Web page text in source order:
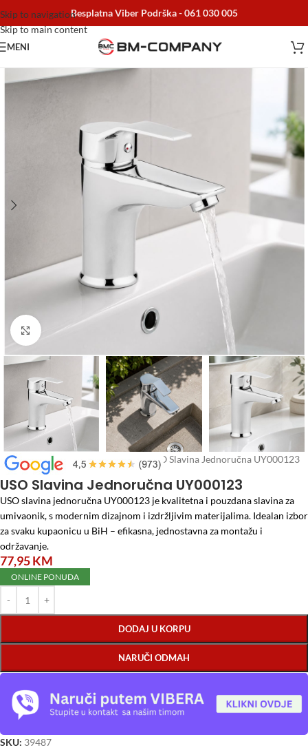
Skip to navigation
Skip to main content
Besplatna Viber Podrška -061 030 005
MENI
Click to enlarge
Početna/Vodomaterijal /Česme/USO Slavina Jednoručna UY000123
USO Slavina Jednoručna UY000123
USO slavina jednoručna UY000123 je kvalitetna i pouzdana slavina za
umivaonik, s modernim dizajnom i izdržljivim materijalima. Idealan izbor
za svaku kupaonicu u BiH – efikasna, jednostavna za montažu i
održavanje.
77,95KM
ONLINE PONUDA
DODAJ U KORPU
NARUČI ODMAH
SKU: 39487